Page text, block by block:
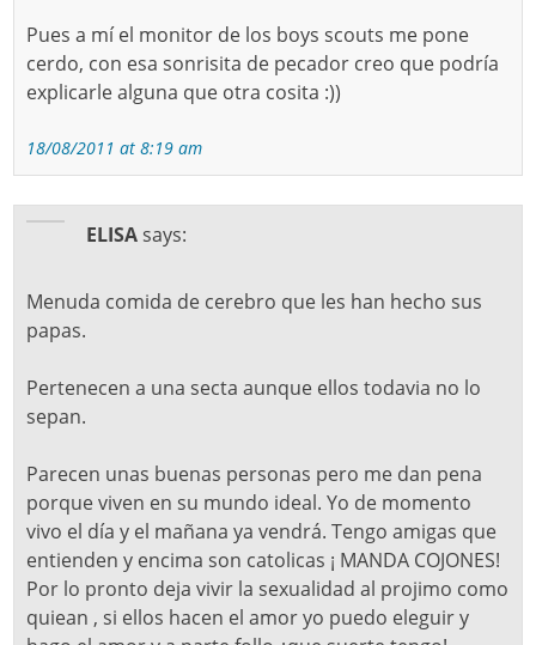
Pues a mí el monitor de los boys scouts me pone
cerdo, con esa sonrisita de pecador creo que podría
explicarle alguna que otra cosita :))
18/08/2011 at 8:19 am
ELISA says:
Menuda comida de cerebro que les han hecho sus
papas.
Pertenecen a una secta aunque ellos todavia no lo
sepan.
Parecen unas buenas personas pero me dan pena
porque viven en su mundo ideal. Yo de momento
vivo el día y el mañana ya vendrá. Tengo amigas que
entienden y encima son catolicas ¡ MANDA COJONES!
Por lo pronto deja vivir la sexualidad al projimo como
quiean , si ellos hacen el amor yo puedo eleguir y